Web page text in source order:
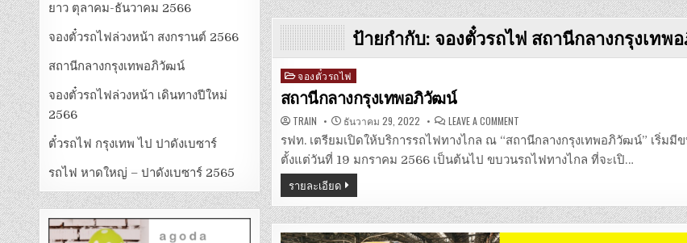
ป้ายกำกับ: จองตั๋วรถไฟ สถานีกลางกรุงเทพ
Posted
in
จองตั๋วรถไฟ
สถานีกลางกรุงเทพอภิวัฒน์
TRAIN ธันวาคม 29, 2022 LEAVE A COMMENTON
กลาง
กรุงเทพ
อภิ
วัฒน์
รฟท. เตรียมเปิดให้บริการรถไฟทางไกล ณ “สถานีกลางกรุงเทพอภิวัฒน์” เริ่มมี
ตั้งแต่วันที่ 19 มกราคม 2566 เป็นต้นไป ขบวนรถไฟทางไกล ที่จะเปิ…
รายละเอียด
ยาว ตุลาคม-ธันวาคม 2566
จองตั๋วรถไฟล่วงหน้า สงกรานต์ 2566
สถานีกลางกรุงเทพอภิวัฒน์
จองตั๋วรถไฟล่วงหน้า เดินทางปีใหม่
2566
ตั๋วรถไฟ กรุงเทพ ไป ปาดังเบซาร์
รถไฟ หาดใหญ่ – ปาดังเบซาร์ 2565